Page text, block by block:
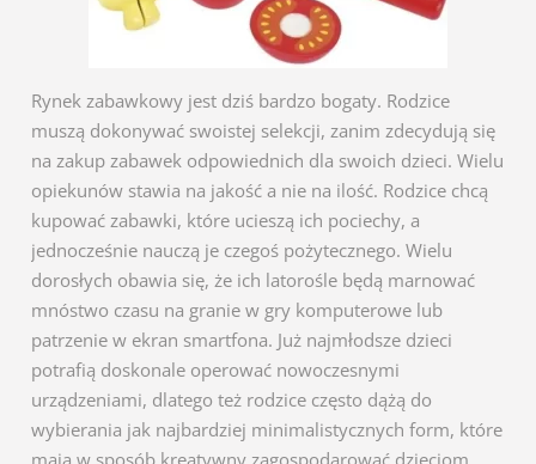
Rynek zabawkowy jest dziś bardzo bogaty. Rodzice
muszą dokonywać swoistej selekcji, zanim zdecydują się
na zakup zabawek odpowiednich dla swoich dzieci. Wielu
opiekunów stawia na jakość a nie na ilość. Rodzice chcą
kupować zabawki, które ucieszą ich pociechy, a
jednocześnie nauczą je czegoś pożytecznego. Wielu
dorosłych obawia się, że ich latorośle będą marnować
mnóstwo czasu na granie w gry komputerowe lub
patrzenie w ekran smartfona. Już najmłodsze dzieci
potrafią doskonale operować nowoczesnymi
urządzeniami, dlatego też rodzice często dążą do
wybierania jak najbardziej minimalistycznych form, które
mają w sposób kreatywny zagospodarować dzieciom